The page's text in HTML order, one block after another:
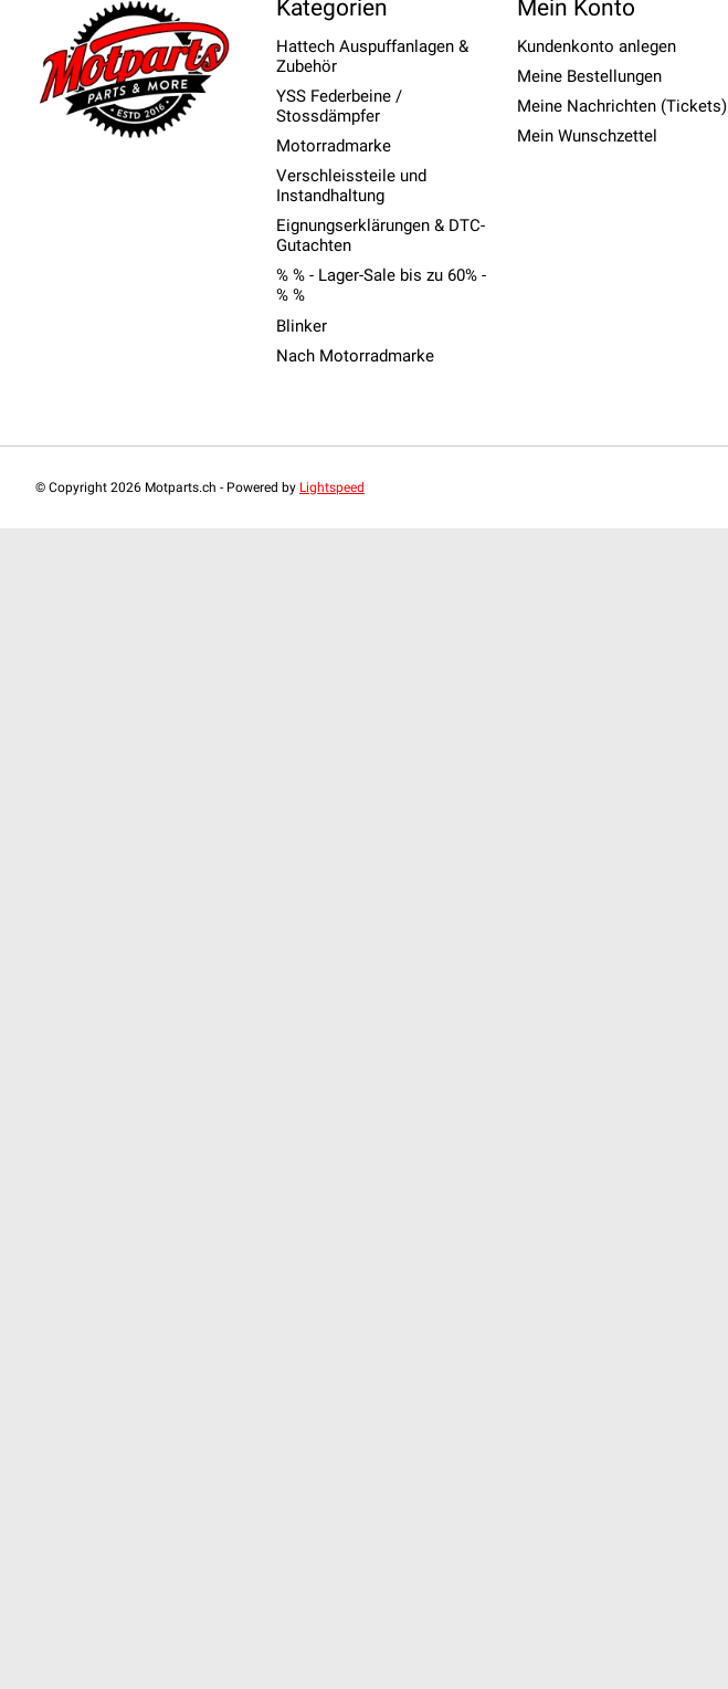
Kategorien
Hattech Auspuffanlagen &
Zubehör
YSS Federbeine /
Stossdämpfer
Motorradmarke
Verschleissteile und
Instandhaltung
Eignungserklärungen & DTC-
Gutachten
% % - Lager-Sale bis zu 60% -
% %
Blinker
Nach Motorradmarke
Mein Konto
Kundenkonto anlegen
Meine Bestellungen
Meine Nachrichten (Tickets)
Mein Wunschzettel
© Copyright 2026 Motparts.ch - Powered by Lightspeed